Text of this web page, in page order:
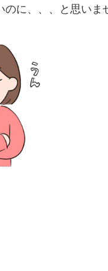
のに、、、と思いま